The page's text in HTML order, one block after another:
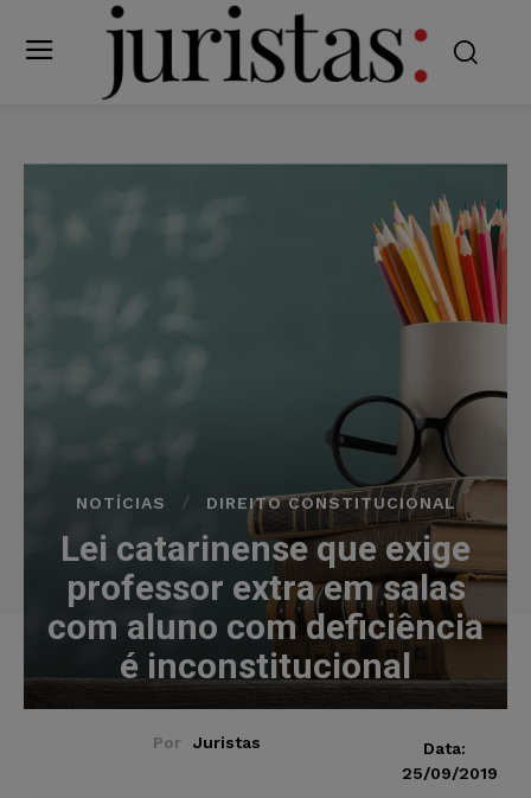
NOTÍCIAS DIREITO CONSTITUCIONAL
Lei catarinense que exige
professor extra em salas
com aluno com deficiência
é inconstitucional
Por Juristas
Data:
25/09/2019